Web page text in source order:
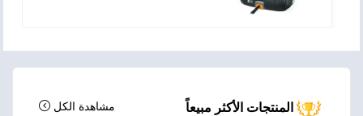
المنتجات الأكثر مبيعاً مشاهدة الكل